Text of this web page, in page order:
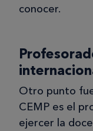
conocer.
Otro punto
CEMP es el
ejercer la